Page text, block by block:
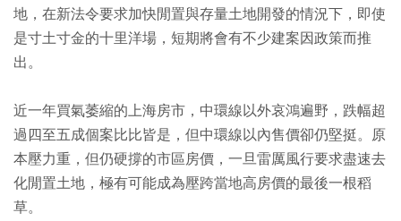
地，在新法令要求加快閒置與存量土地開發的情況下，即使
是寸土寸金的十里洋場，短期將會有不少建案因政策而推
出。
近一年買氣萎縮的上海房市，中環線以外哀鴻遍野，跌幅超
過四至五成個案比比皆是，但中環線以內售價卻仍堅挺。原
本壓力重，但仍硬撐的市區房價，一旦雷厲風行要求盡速去
化閒置土地，極有可能成為壓跨當地高房價的最後一根稻
草。